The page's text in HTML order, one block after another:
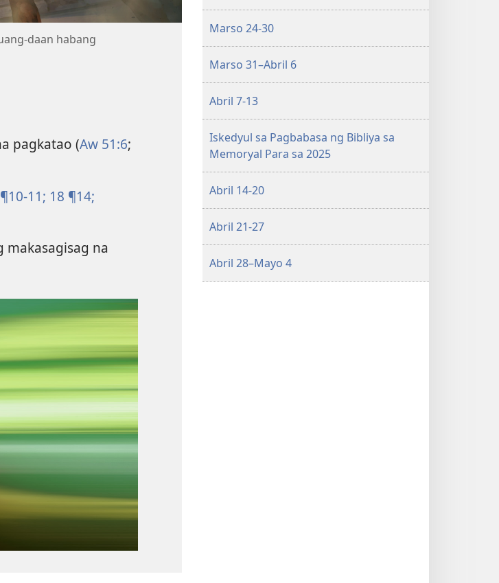
daan habang
pagkatao (Aw 51:6;
11; 18 ¶14;
makasagisag na
Abril
Marso 24-30
Marso 31–Abril 6
Abril 7-13
Iskedyul sa Pagbabasa ng Bibliya sa
Memoryal Para sa 2025
Abril 14-20
Abril 21-27
Abril 28–Mayo 4